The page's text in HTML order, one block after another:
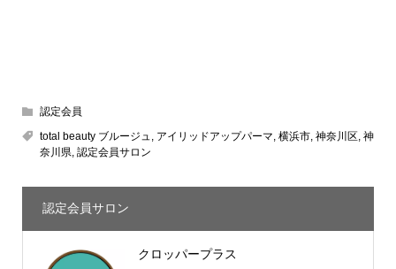
認定会員
total beauty ブルージュ
アイリッドアップパーマ 横浜市, 神奈川区, 神
奈川県 認定会員サロン
認定会員サロン
クロッパープラス